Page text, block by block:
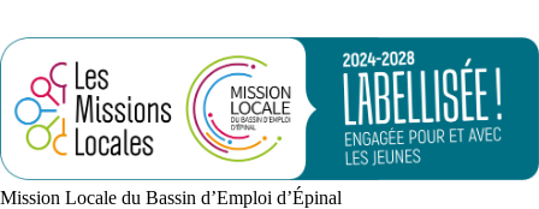
Mission Locale du Bassin d’Emploi d’Épinal